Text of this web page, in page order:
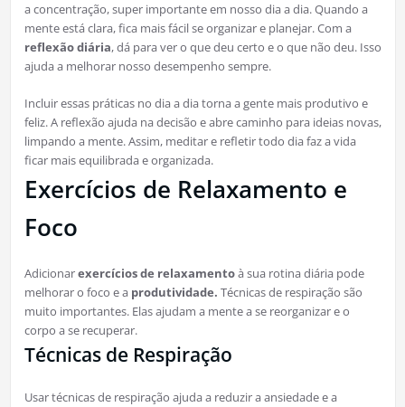
a concentração, super importante em nosso dia a dia. Quando a
mente está clara, fica mais fácil se organizar e planejar. Com a
reflexão diária, dá para ver o que deu certo e o que não deu. Isso
ajuda a melhorar nosso desempenho sempre.
Incluir essas práticas no dia a dia torna a gente mais produtivo e
feliz. A reflexão ajuda na decisão e abre caminho para ideias novas,
limpando a mente. Assim, meditar e refletir todo dia faz a vida
ficar mais equilibrada e organizada.
Exercícios de Relaxamento e
Foco
Adicionarexercícios de relaxamentoà sua rotina diária pode
melhorar o foco e a produtividade. Técnicas de respiração são
muito importantes. Elas ajudam a mente a se reorganizar e o
corpo a se recuperar.
Técnicas de Respiração
Usar técnicas de respiração ajuda a reduzir a ansiedade e a